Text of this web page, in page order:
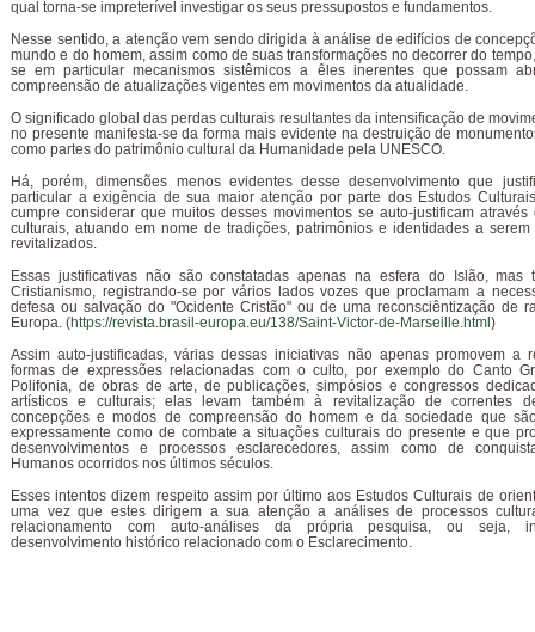
qual torna-se impreterível investigar os seus pressupostos e fundamentos.
Nesse sentido, a atenção vem sendo dirigida à análise de edifícios de
mundo e do homem, assim como de suas transformações no decorrer do
se em particular mecanismos sistêmicos a êles inerentes que possam
compreensão de atualizações vigentes em movimentos da atualidade.
O significado global das perdas culturais resultantes da intensificação de
no presente manifesta-se da forma mais evidente na destruição de
como partes do patrimônio cultural da Humanidade pela UNESCO.
Há, porém, dimensões menos evidentes desse desenvolvimento que
particular a exigência de sua maior atenção por parte dos Estudos
cumpre considerar que muitos desses movimentos se auto-justificam através
culturais, atuando em nome de tradições, patrimônios e identidades a serem
revitalizados.
Essas justificativas não são constatadas apenas na esfera do Islão, mas
Cristianismo, registrando-se por vários lados vozes que proclamam a
defesa ou salvação do "Ocidente Cristão" ou de uma reconsciêntização de
Europa. (https://revista.brasil-europa.eu/138/Saint-Victor-de-Marseille.html )
Assim auto-justificadas, várias dessas iniciativas não apenas promovem a
formas de expressões relacionadas com o culto, por exemplo do Canto
Polifonia, de obras de arte, de publicações, simpósios e congressos
artísticos e culturais; elas levam também à revitalização de correntes
concepções e modos de compreensão do homem e da sociedade que
expressamente como de combate a situações culturais do presente e que
desenvolvimentos e processos esclarecedores, assim como de
Humanos ocorridos nos últimos séculos.
Esses intentos dizem respeito assim por último aos Estudos Culturais de
uma vez que estes dirigem a sua atenção a análises de processos
relacionamento com auto-análises da própria pesquisa, ou seja,
desenvolvimento histórico relacionado com o Esclarecimento.